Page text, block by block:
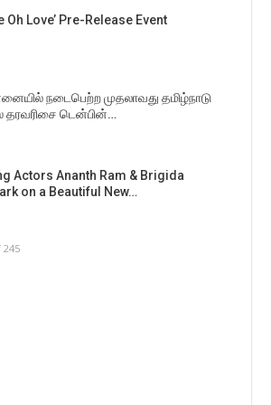
Oh Love’ Pre-Release Event
நடைபெற்ற முதலாவது தமிழ்நாடு
தரவரிசை டென்பின்…
Actors Ananth Ram & Brigida
on a Beautiful New…
245